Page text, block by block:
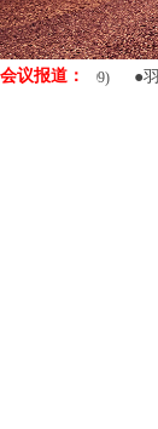
会议报道：
11-09) ●羽毛纱市